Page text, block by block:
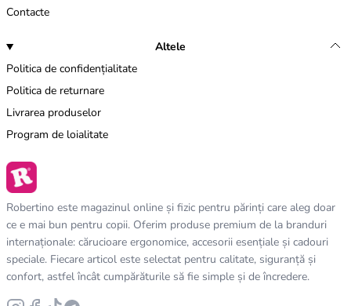
Contacte
Altele
Politica de confidențialitate
Politica de returnare
Livrarea produselor
Program de loialitate
Robertino este magazinul online și fizic pentru părinți care aleg doar
ce e mai bun pentru copii. Oferim produse premium de la branduri
internaționale: cărucioare ergonomice, accesorii esențiale și cadouri
speciale. Fiecare articol este selectat pentru calitate, siguranță și
confort, astfel încât cumpărăturile să fie simple și de încredere.